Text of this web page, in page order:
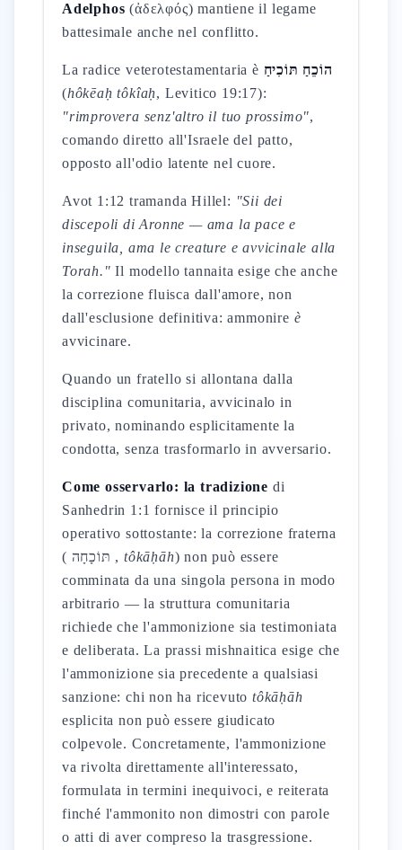
Adelphos (ἀδελφός) mantiene il legame
battesimale anche nel conflitto.
La radice veterotestamentaria è הוֹכֵחַ תּוֹכִיחַ
(hôkēaḥ tôkîaḥ, Levitico 19:17):
"rimprovera senz'altro il tuo prossimo",
comando diretto all'Israele del patto,
opposto all'odio latente nel cuore.
Avot 1:12 tramanda Hillel: "Sii dei
discepoli di Aronne — ama la pace e
inseguila, ama le creature e avvicinale alla
Torah." Il modello tannaita esige che anche
la correzione fluisca dall'amore, non
dall'esclusione definitiva: ammonire è
avvicinare.
Quando un fratello si allontana dalla
disciplina comunitaria, avvicinalo in
privato, nominando esplicitamente la
condotta, senza trasformarlo in avversario.
Come osservarlo: la tradizione di
Sanhedrin 1:1 fornisce il principio
operativo sottostante: la correzione fraterna
( תּוֹכָחָה ,tôkāḥāh) non può essere
comminata da una singola persona in modo
arbitrario — la struttura comunitaria
richiede che l'ammonizione sia testimoniata
e deliberata. La prassi mishnaitica esige che
l'ammonizione sia precedente a qualsiasi
sanzione: chi non ha ricevutotôkāḥāh
esplicita non può essere giudicato
colpevole. Concretamente, l'ammonizione
va rivolta direttamente all'interessato,
formulata in termini inequivoci, e reiterata
finché l'ammonito non dimostri con parole
o atti di aver compreso la trasgressione.